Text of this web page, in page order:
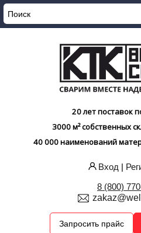
20 лет поставок
3000 м² собственных
40 000 наименований
Вход |
8 (800)
Запросить прайс